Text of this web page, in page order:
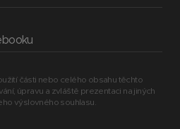
části nebo celého obsahu těchto
úpravu a zvláště prezentaci na jiných
výslovného souhlasu.